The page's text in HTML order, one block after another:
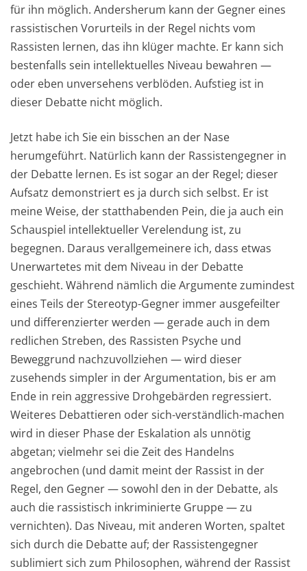
für ihn möglich. Andersherum kann der Gegner eines
rassistischen Vorurteils in der Regel nichts vom
Rassisten lernen, das ihn klüger machte. Er kann sich
bestenfalls sein intellektuelles Niveau bewahren —
oder eben unversehens verblöden. Aufstieg ist in
dieser Debatte nicht möglich.
Jetzt habe ich Sie ein bisschen an der Nase
herumgeführt. Natürlich kann der Rassistengegner in
der Debatte lernen. Es ist sogar an der Regel; dieser
Aufsatz demonstriert es ja durch sich selbst. Er ist
meine Weise, der statthabenden Pein, die ja auch ein
Schauspiel intellektueller Verelendung ist, zu
begegnen. Daraus verallgemeinere ich, dass etwas
Unerwartetes mit dem Niveau in der Debatte
geschieht. Während nämlich die Argumente zumindest
eines Teils der Stereotyp-Gegner immer ausgefeilter
und differenzierter werden — gerade auch in dem
redlichen Streben, des Rassisten Psyche und
Beweggrund nachzuvollziehen — wird dieser
zusehends simpler in der Argumentation, bis er am
Ende in rein aggressive Drohgebärden regressiert.
Weiteres Debattieren oder sich-verständlich-machen
wird in dieser Phase der Eskalation als unnötig
abgetan; vielmehr sei die Zeit des Handelns
angebrochen (und damit meint der Rassist in der
Regel, den Gegner — sowohl den in der Debatte, als
auch die rassistisch inkriminierte Gruppe — zu
vernichten). Das Niveau, mit anderen Worten, spaltet
sich durch die Debatte auf; der Rassistengegner
sublimiert sich zum Philosophen, während der Rassist